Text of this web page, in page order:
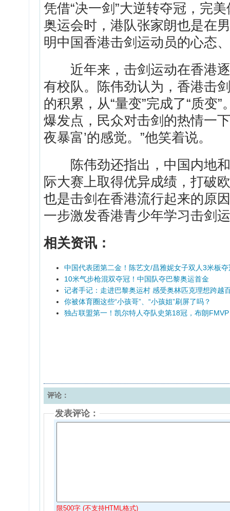
凭借“决一剑”大逆转夺冠，完
奥运会时，港队张家朗也是在
明中国香港击剑运动员的心态
近年来，击剑运动在香港逐
有校队。陈伟劲认为，香港击
的积累，从“量变”完成了“质变
爆发点，民众对击剑的热情一
夜暴富’的感觉。”他笑着说。
陈伟劲还指出，中国内地和
际大赛上取得优异成绩，打破
也是击剑在香港流行起来的原
一步激发香港青少年学习击剑
相关资讯：
中国代表团第二金！陈艺文/昌雅妮女子双人3米板夺
10米气步枪混双夺冠！中国队夺巴黎奥运首金
记者手记：走进巴黎奥运村 感受奥林匹克理想跨越
你被体育圈这些“小孩哥”、“小孩姐”刷屏了吗？
独占联盟第一！凯尔特人夺队史第18冠，布朗FMVP
评论：
发表评论：
限500字 (不支持HTML格式)